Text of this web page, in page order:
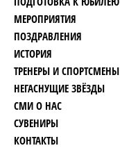
МЕРОПРИЯТИЯ
ПОЗДРАВЛЕНИЯ
ИСТОРИЯ
ТРЕНЕРЫ И СПОРТСМЕНЫ
НЕГАСНУЩИЕ ЗВЁЗДЫ
СМИ О НАС
СУВЕНИРЫ
КОНТАКТЫ